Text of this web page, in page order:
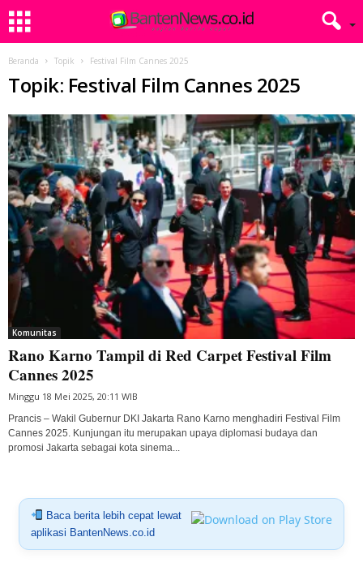
Beranda Topik Festival Film Cannes 2025
Topik: Festival Film Cannes 2025
Komunitas
Rano Karno Tampil di Red Carpet Festival Film
Cannes 2025
Minggu 18 Mei 2025, 20:11 WIB
Prancis – Wakil Gubernur DKI Jakarta Rano Karno menghadiri Festival Film
Cannes 2025. Kunjungan itu merupakan upaya diplomasi budaya dan
promosi Jakarta sebagai kota sinema...
Baca berita lebih cepat lewat
aplikasi BantenNews.co.id